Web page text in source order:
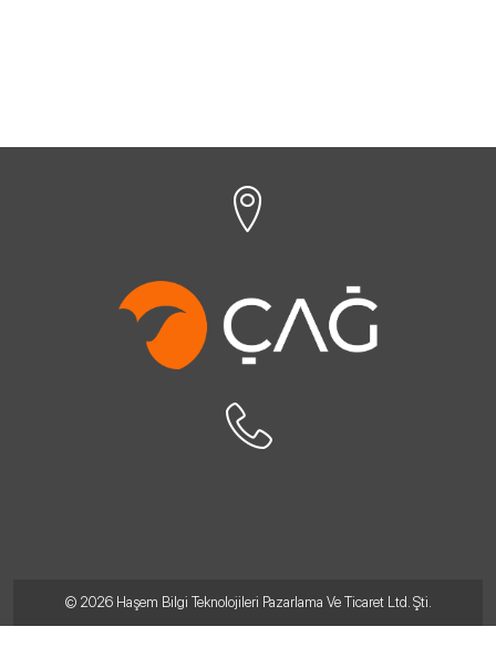
© 2026 Haşem Bilgi Teknolojileri Pazarlama Ve Ticaret Ltd. Şti.